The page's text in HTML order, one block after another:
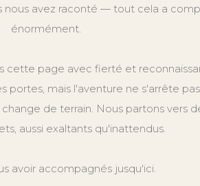
nous avez raconté — tout cela a
énormément.
cette page avec fierté et
portes, mais l'aventure ne s'arrête
de terrain. Nous partons vers
aussi exaltants qu'inattendus.
avoir accompagnés jusqu'ici.